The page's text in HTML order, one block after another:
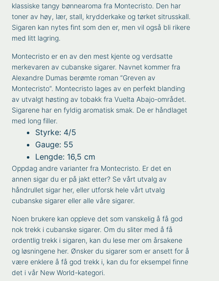
klassiske tangy bønnearoma fra Montecristo. Den har
toner av høy, lær, stall, krydderkake og tørket sitrusskall.
Sigaren kan nytes fint som den er, men vil også bli rikere
med litt lagring.
Montecristo er en av den mest kjente og verdsatte
merkevaren av cubanske sigarer. Navnet kommer fra
Alexandre Dumas berømte roman ”Greven av
Montecristo”. Montecristo lages av en perfekt blanding
av utvalgt høsting av tobakk fra Vuelta Abajo-området.
Sigarene har en fyldig aromatisk smak. De er håndlaget
med long filler.
Styrke: 4/5
Gauge: 55
Lengde: 16,5 cm
Oppdag andre varianter fra Montecristo. Er det en
annen sigar du er på jakt etter? Se vårt utvalg av
håndrullet sigar her, eller utforsk hele vårt utvalg
cubanske sigarer eller alle våre sigarer.
Noen brukere kan oppleve det som vanskelig å få god
nok trekk i cubanske sigarer. Om du sliter med å få
ordentlig trekk i sigaren, kan du lese mer omårsakene
og løsningene her. Ønsker du sigarer som er ansett for å
være enklere å få god trekk i, kan du for eksempel finne
det i vår New World-kategori.